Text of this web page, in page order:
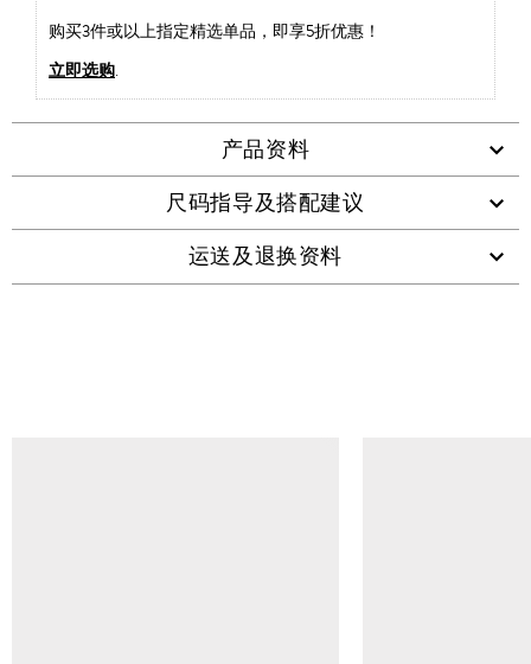
购买3件或以上指定精选单品，即享5折优惠！
立即选购.
产品资料
尺码指导及搭配建议
运送及退换资料